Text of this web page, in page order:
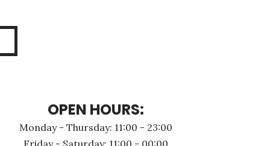
OPEN HOURS:
Monday - Thursday: 11:00 - 23:00